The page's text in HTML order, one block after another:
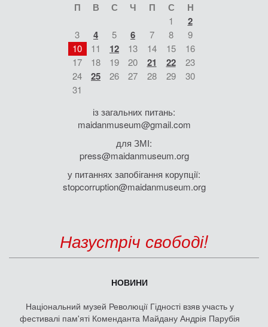
П В С Ч П С Н
1 2
3 4 5 6 7 8
9
10
11 12 13 14 15
16
17
18 19 20 21 22
23
24
25 26 27 28 29
30
31
із загальних питань:
maidanmuseum@gmail.com
для ЗМІ:
press@maidanmuseum.org
у питаннях запобігання корупції:
stopcorruption@maidanmuseum.org
Назустріч свободі!
НОВИНИ
Національний музей Революції Гідності взяв участь у
фестивалі пам'яті Коменданта Майдану Андрія Парубія